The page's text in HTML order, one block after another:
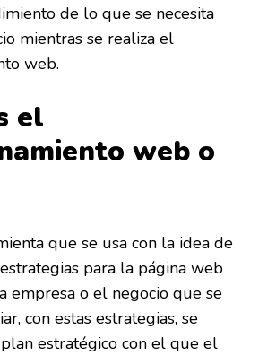
de lo que se necesita
mientras se realiza el
web.
el
web o
que se usa con la idea de
para la página web
empresa o el negocio que se
con estas estrategias, se
estratégico con el que el